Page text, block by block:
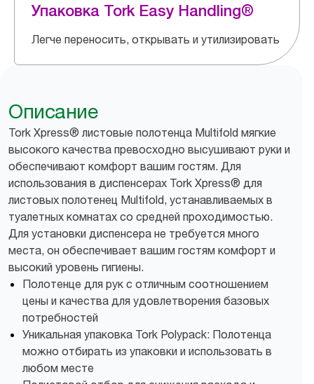
Упаковка Tork Easy Handling®
Легче переносить, открывать и утилизировать
Описание
Tork Xpress® листовые полотенца Multifold мягкие
высокого качества превосходно высушивают руки и
обеспечивают комфорт вашим гостям. Для
использования в диспенсерах Tork Xpress® для
листовых полотенец Multifold, устанавливаемых в
туалетных комнатах со средней проходимостью.
Для установки диспенсера не требуется много
места, он обеспечивает вашим гостям комфорт и
высокий уровень гигиены.
Полотенце для рук с отличным соотношением
цены и качества для удовлетворения базовых
потребностей
Уникальная упаковка Tork Polypack: Полотенца
можно отбирать из упаковки и использовать в
любом месте